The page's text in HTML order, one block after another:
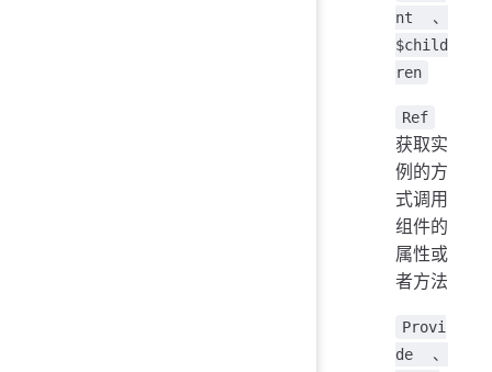
nt、
$child
ren
Ref
获取实
例的方
式调用
组件的
属性或
者方法
Provi
de、